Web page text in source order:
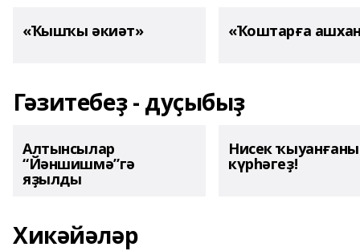
«Ҡышҡы әкиәт» «Ҡоштарға
Гәзитебеҙ - дуҫыбыҙ
Алтынсылар
“Йәншишмә”гә
яҙылды
Нисек
күрһәгеҙ!
Хикәйәләр